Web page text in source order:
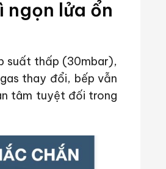
ngọn lửa ổn
suất thấp (30mbar),
thay đổi, bếp vẫn
tâm tuyệt đối trong